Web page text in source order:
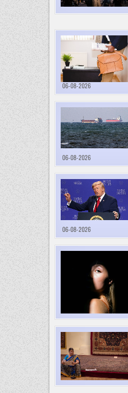
06-08-2026
06-08-2026
06-08-2026